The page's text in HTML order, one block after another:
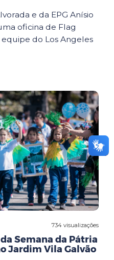
e da EPG Anísio
oficina de Flag
do Los Angeles
734 visualizações
Semana da Pátria
Jardim Vila Galvão